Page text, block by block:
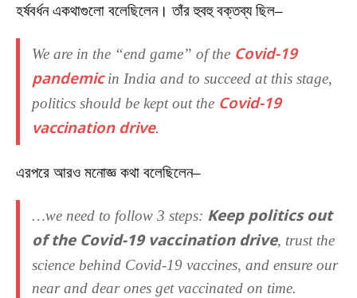
হর্ষবর্ধন একথাগুলো বলেছিলেন। তাঁর হুবহু বক্তব্য ছিল–
We are in the “end game” of the Covid-19
pandemicin India and to succeed at this stage,
politics should be kept out the Covid-19
vaccination drive.
এরপরে আরও মনোজ্ঞ কথা বলেছিলেন–
…we need to follow 3 steps: Keep politics out
of the Covid-19 vaccination drive, trust the
science behind Covid-19 vaccines, and ensure our
near and dear ones get vaccinated on time.